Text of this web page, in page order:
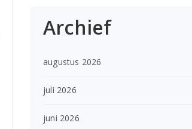
Archief
augustus 2026
juli 2026
juni 2026